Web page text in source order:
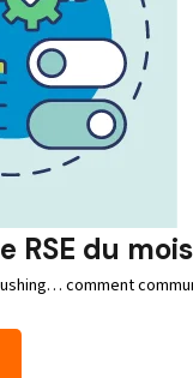
RSE du mois
comment